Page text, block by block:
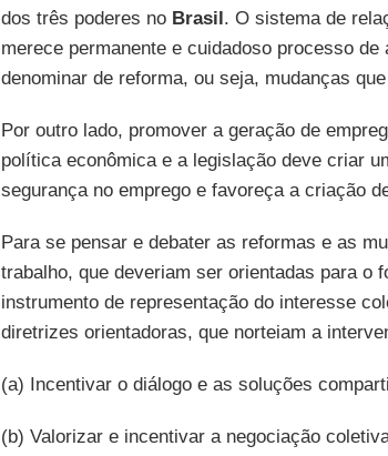
dos três poderes no Brasil. O sistema de
merece permanente e cuidadoso processo
denominar de reforma, ou seja, mudanças
Por outro lado, promover a geração de
política econômica e a legislação deve criar
segurança no emprego e favoreça a criação
Para se pensar e debater as reformas e as
trabalho, que deveriam ser orientadas para o
instrumento de representação do interesse
diretrizes orientadoras, que norteiam a
(a) Incentivar o diálogo e as soluções
(b) Valorizar e incentivar a negociação